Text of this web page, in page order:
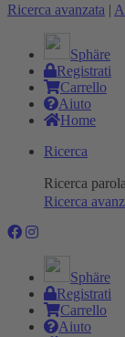
Ricerca avanzata |
Sphäre
Registrati
Carrello
Aiuto
Home
Ricerca
Ricerca
Ricerca
Sphäre
Registrati
Carrello
Aiuto